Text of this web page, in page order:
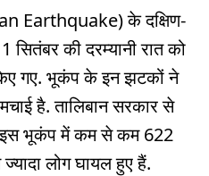
Earthquake) के दक्षिण-
की दरम्यानी रात को
गए. भूकंप के इन झटकों ने
है. तालिबान सरकार से
इस भूकंप में कम से कम 622
लोग घायल हुए हैं.